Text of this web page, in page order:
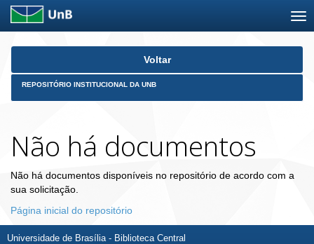
Skip
Voltar
REPOSITÓRIO INSTITUCIONAL DA UNB
Não há documentos
Não há documentos disponíveis no repositório de acordo com a
sua solicitação.
Página inicial do repositório
Universidade de Brasília - Biblioteca Central